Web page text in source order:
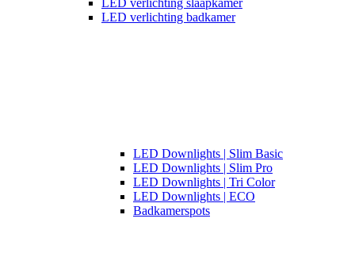
LED verlichting badkamer
LED Downlights | Slim Basic
LED Downlights | Slim Pro
LED Downlights | Tri Color
LED Downlights | ECO
Badkamerspots